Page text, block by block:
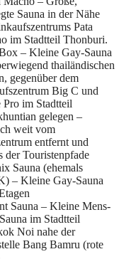
Sauna in der Nähe
Pata
im Stadtteil Thonburi.
– Kleine Gay-Sauna
thailändischen
gegenüber dem
Big C und
Pro im Stadtteil
gelegen –
weit vom
entfernt und
der Touristenpfade
Sauna (ehemals
– Kleine Gay-Sauna
Sauna – Kleine Mens-
im Stadtteil
Noi nahe der
Bang Bamru (rote